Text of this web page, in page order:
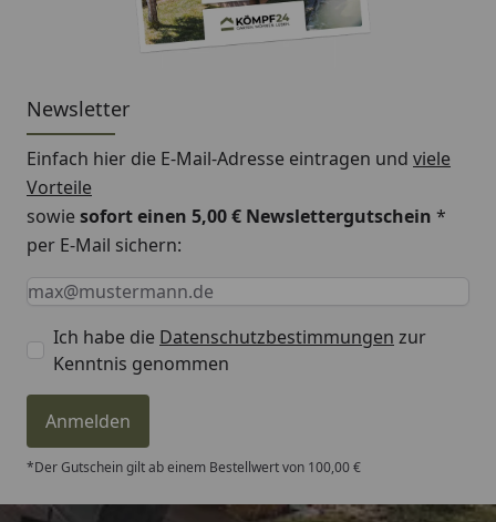
Newsletter
Einfach hier die E-Mail-Adresse eintragen und viele
Vorteile
sowiesofort einen 5,00 € Newslettergutschein *
per E-Mail sichern:
Keine Eingabe erforderlich
Eingabe erforderlich
E-Mail *
Ich habe die Datenschutzbestimmungen zur
Kenntnis genommen
Anmelden
*Der Gutschein gilt ab einem Bestellwert von 100,00 €